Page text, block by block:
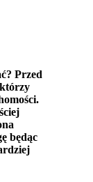
Przed
będąc